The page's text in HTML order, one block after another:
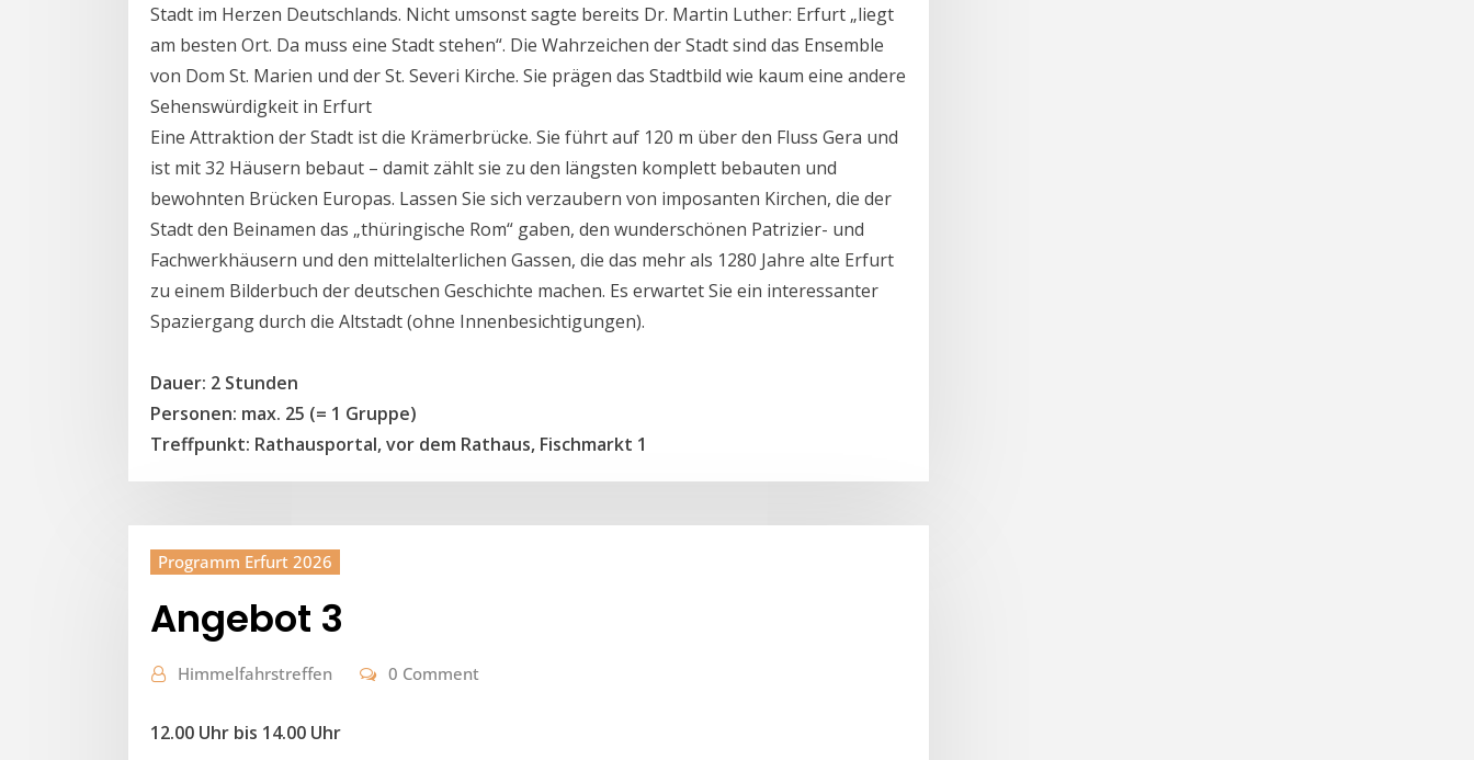
Stadt im Herzen Deutschlands. Nicht umsonst sagte bereits Dr. Martin Luther: Erfurt „liegt
am besten Ort. Da muss eine Stadt stehen“. Die Wahrzeichen der Stadt sind das Ensemble
von Dom St. Marien und der St. Severi Kirche. Sie prägen das Stadtbild wie kaum eine andere
Sehenswürdigkeit in Erfurt
Eine Attraktion der Stadt ist die Krämerbrücke. Sie führt auf 120 m über den Fluss Gera und
ist mit 32 Häusern bebaut – damit zählt sie zu den längsten komplett bebauten und
bewohnten Brücken Europas. Lassen Sie sich verzaubern von imposanten Kirchen, die der
Stadt den Beinamen das „thüringische Rom“ gaben, den wunderschönen Patrizier- und
Fachwerkhäusern und den mittelalterlichen Gassen, die das mehr als 1280 Jahre alte Erfurt
zu einem Bilderbuch der deutschen Geschichte machen. Es erwartet Sie ein interessanter
Spaziergang durch die Altstadt (ohne Innenbesichtigungen).
Dauer: 2 Stunden
Personen: max. 25 (= 1 Gruppe)
Treffpunkt: Rathausportal, vor dem Rathaus, Fischmarkt 1
Programm Erfurt 2026
Angebot 3
Himmelfahrstreffen 0 Comment
12.00 Uhr bis 14.00 Uhr